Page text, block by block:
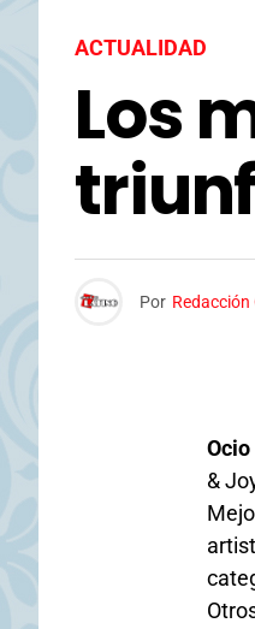
ACTUALIDAD
Los
Por
&